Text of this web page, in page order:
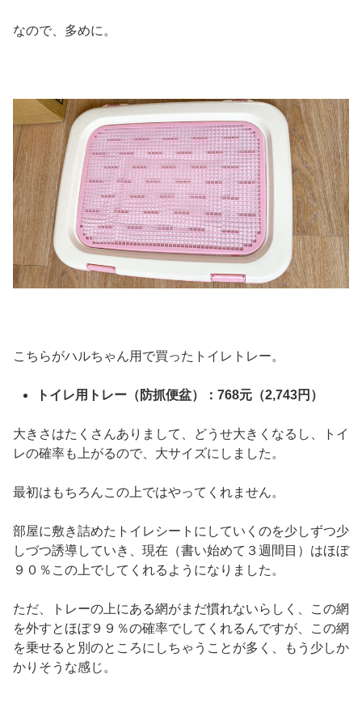
なので、多めに。
こちらがハルちゃん用で買ったトイレトレー。
トイレ用トレー（防抓便盆）：768元（2,743円）
大きさはたくさんありまして、どうせ大きくなるし、トイ
レの確率も上がるので、大サイズにしました。
最初はもちろんこの上ではやってくれません。
部屋に敷き詰めたトイレシートにしていくのを少しずつ少
しづつ誘導していき、現在（書い始めて３週間目）はほぼ
９０％この上でしてくれるようになりました。
ただ、トレーの上にある網がまだ慣れないらしく、この網
を外すとほぼ９９％の確率でしてくれるんですが、この網
を乗せると別のところにしちゃうことが多く、もう少しか
かりそうな感じ。